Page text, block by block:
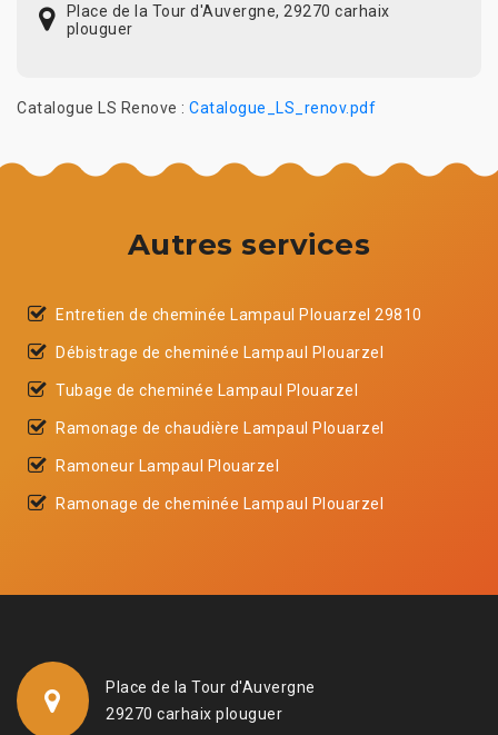
Place de la Tour d'Auvergne, 29270 carhaix
plouguer
Catalogue LS Renove : Catalogue_LS_renov.pdf
Autres services
Entretien de cheminée Lampaul Plouarzel 29810
Débistrage de cheminée Lampaul Plouarzel
Tubage de cheminée Lampaul Plouarzel
Ramonage de chaudière Lampaul Plouarzel
Ramoneur Lampaul Plouarzel
Ramonage de cheminée Lampaul Plouarzel
Place de la Tour d'Auvergne
29270 carhaix plouguer